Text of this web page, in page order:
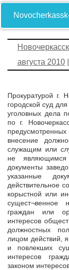
августа 2010
Прокуратурой г.
городской суд
уголовных дела
по г.
внесение
служащим или
не
документы
указанные
действительное
корыстной или
сущест¬венное
граждан или
интересов
должностных
лицом действий,
и повлекших
интересов
законом